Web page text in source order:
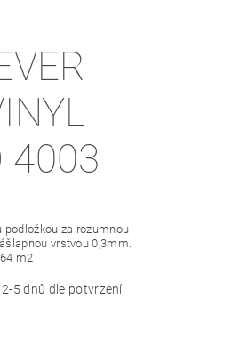
4003
podložkou za rozumnou
vrstvou 0,3mm.
m2
5 dnů dle potvrzení